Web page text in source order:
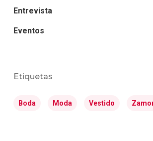
Entrevista
Eventos
Etiquetas
Boda Moda Vestido